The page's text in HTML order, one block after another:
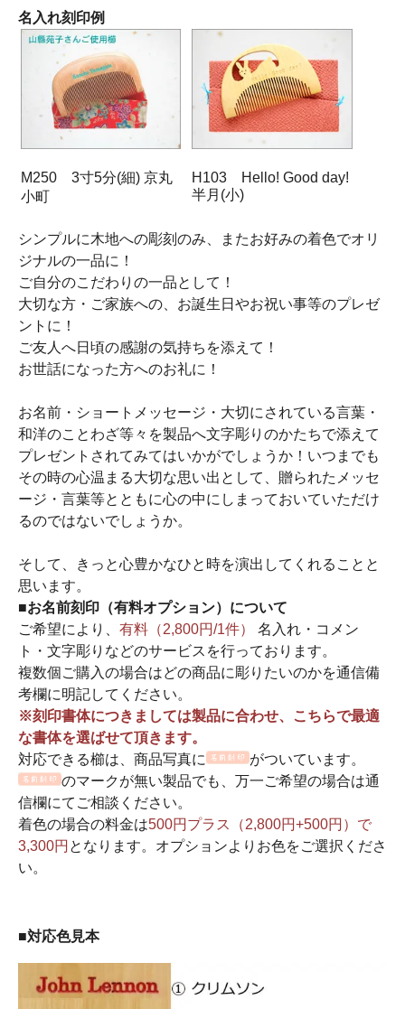
名入れ刻印例
M250 3寸5分(細) 京丸
小町
H103 Hello! Good day!
半月(小)
シンプルに木地への彫刻のみ、またお好みの着色でオリ
ジナルの一品に！
ご自分のこだわりの一品として！
大切な方・ご家族への、お誕生日やお祝い事等のプレゼ
ントに！
ご友人へ日頃の感謝の気持ちを添えて！
お世話になった方へのお礼に！
お名前・ショートメッセージ・大切にされている言葉・
和洋のことわざ等々を製品へ文字彫りのかたちで添えて
プレゼントされてみてはいかがでしょうか！いつまでも
その時の心温まる大切な思い出として、贈られたメッセ
ージ・言葉等とともに心の中にしまっておいていただけ
るのではないでしょうか。
そして、きっと心豊かなひと時を演出してくれることと
思います。
■お名前刻印（有料オプション）について
ご希望により、 有料（2,800円/1件）
名入れ・コメン
ト・文字彫りなどのサービスを行っております。
複数個ご購入の場合はどの商品に彫りたいのかを通信備
考欄に明記してください。
※刻印書体につきましては製品に合わせ、こちらで最適
な書体を選ばせて頂きます。
対応できる櫛は、商品写真に
がついています。
のマークが無い製品でも、万一ご希望の場合は通
信欄にてご相談ください。
着色の場合の料金は500円プラス（2,800円+500円）で
3,300円 となります。オプションよりお色をご選択くださ
い。
■対応色見本